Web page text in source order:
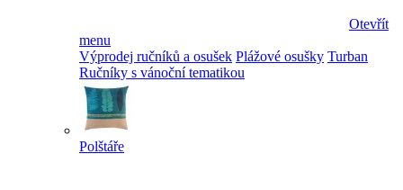
Otevřít
menu
Výprodej ručníků a osušek Plážové osušky Turban
Ručníky s vánoční tematikou
Polštáře